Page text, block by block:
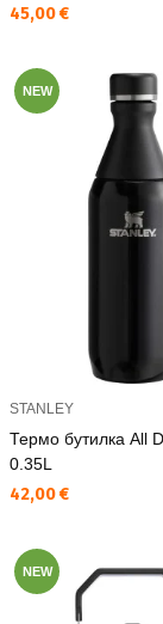
Текуща цена:
45,00 €
NEW
STANLEY
Термо бутилка All
0.35L
Текуща цена:
42,00 €
NEW